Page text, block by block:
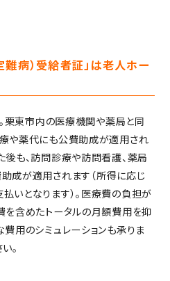
難病）受給者証」は老人ホー
栗東市内の医療機関や薬局と同
や薬代にも公費助成が適用され
後も、訪問診療や訪問看護、薬局
成が適用されます（所得に応じ
いとなります）。医療費の負担が
を含めたトータルの月額費用を抑
費用のシミュレーションも承りま
。